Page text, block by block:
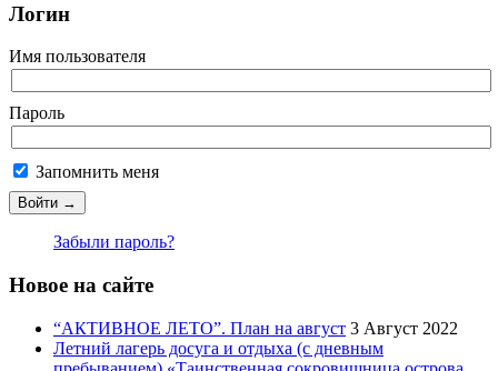
Логин
Имя пользователя
Пароль
Запомнить меня
Забыли пароль?
Новое на сайте
“АКТИВНОЕ ЛЕТО”. План на август 3 Август 2022
Летний лагерь досуга и отдыха (с дневным